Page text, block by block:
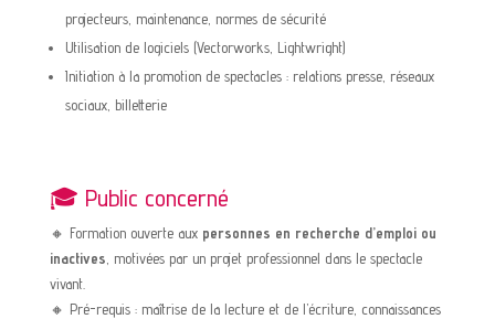
projecteurs, maintenance, normes de sécurité
Utilisation de logiciels (Vectorworks, Lightwright)
Initiation à la promotion de spectacles : relations presse, réseaux
sociaux, billetterie
🎓 Public concerné
🔸 Formation ouverte aux personnes en recherche d’emploi ou
inactives , motivées par un projet professionnel dans le spectacle
vivant.
🔸 Pré-requis : maîtrise de la lecture et de l’écriture, connaissances